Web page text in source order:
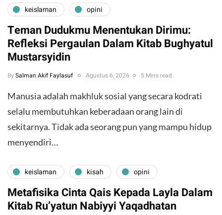
keislaman opini
Teman Dudukmu Menentukan Dirimu:
Refleksi Pergaulan Dalam Kitab Bughyatul
Mustarsyidin
By Salman Akif Faylasuf Agustus 6, 2026 5 Mins read
Manusia adalah makhluk sosial yang secara kodrati
selalu membutuhkan keberadaan orang lain di
sekitarnya. Tidak ada seorang pun yang mampu hidup
menyendiri…
keislaman kisah opini
Metafisika Cinta Qais Kepada Layla Dalam
Kitab Ru’yatun Nabiyyi Yaqadhatan